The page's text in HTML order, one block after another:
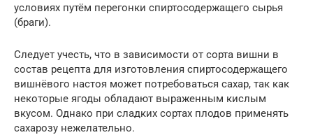
условиях путём перегонки спиртосодержащего сырья
(браги).
Следует учесть, что в зависимости от сорта вишни в
состав рецепта для изготовления спиртосодержащего
вишнёвого настоя может потребоваться сахар, так как
некоторые ягоды обладают выраженным кислым
вкусом. Однако при сладких сортах плодов применять
сахарозу нежелательно.